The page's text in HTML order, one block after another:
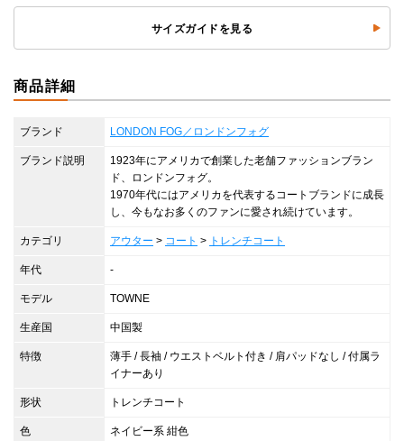
サイズガイドを見る
商品詳細
ブランド LONDON FOG／ロンドンフォグ
ブランド説明
1923年にアメリカで創業した老舗ファッションブラン
ド、ロンドンフォグ。
1970年代にはアメリカを代表するコートブランドに成長
し、今もなお多くのファンに愛され続けています。
カテゴリ アウター > コート > トレンチコート
年代 -
モデル TOWNE
生産国 中国製
特徴
薄手 / 長袖 / ウエストベルト付き / 肩パッドなし / 付属ラ
イナーあり
形状 トレンチコート
色 ネイビー系 紺色